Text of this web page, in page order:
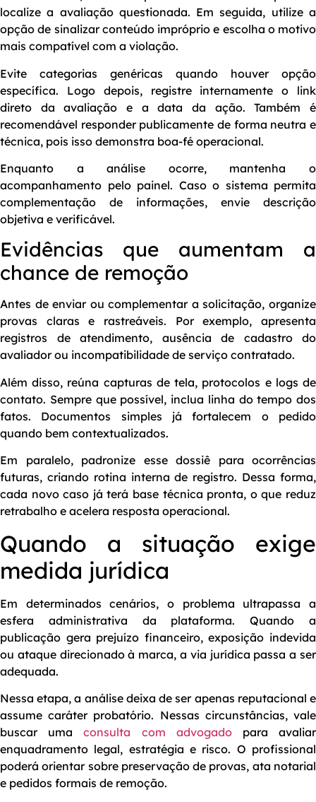
localize a avaliação questionada. Em seguida, utilize a
opção de sinalizar conteúdo impróprio e escolha o motivo
mais compatível com a violação.
Evite categorias genéricas quando houver opção
específica. Logo depois, registre internamente o link
direto da avaliação e a data da ação. Também é
recomendável responder publicamente de forma neutra e
técnica, pois isso demonstra boa-fé operacional.
Enquanto a análise ocorre, mantenha o
acompanhamento pelo painel. Caso o sistema permita
complementação de informações, envie descrição
objetiva e verificável.
Evidências que aumentam a
chance de remoção
Antes de enviar ou complementar a solicitação, organize
provas claras e rastreáveis. Por exemplo, apresenta
registros de atendimento, ausência de cadastro do
avaliador ou incompatibilidade de serviço contratado.
Além disso, reúna capturas de tela, protocolos e logs de
contato. Sempre que possível, inclua linha do tempo dos
fatos. Documentos simples já fortalecem o pedido
quando bem contextualizados.
Em paralelo, padronize esse dossiê para ocorrências
futuras, criando rotina interna de registro. Dessa forma,
cada novo caso já terá base técnica pronta, o que reduz
retrabalho e acelera resposta operacional.
Quando a situação exige
medida jurídica
Em determinados cenários, o problema ultrapassa a
esfera administrativa da plataforma. Quando a
publicação gera prejuízo financeiro, exposição indevida
ou ataque direcionado à marca, a via jurídica passa a ser
adequada.
Nessa etapa, a análise deixa de ser apenas reputacional e
assume caráter probatório. Nessas circunstâncias, vale
buscar umaconsulta com advogadopara avaliar
enquadramento legal, estratégia e risco. O profissional
poderá orientar sobre preservação de provas, ata notarial
e pedidos formais de remoção.